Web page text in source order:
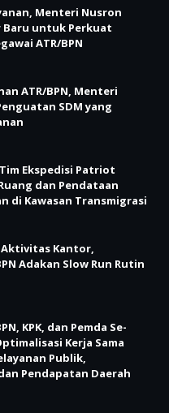
Menteri Nusron
Baru untuk Perkuat
ATR/BPN
ATR/BPN, Menteri
SDM yang
Ekspedisi Patriot
dan Pendataan
di Kawasan Transmigrasi
Aktivitas Kantor,
Adakan Slow Run Rutin
KPK, dan Pemda Se-
Kerja Sama
Publik,
Pendapatan Daerah